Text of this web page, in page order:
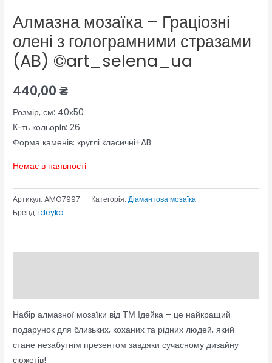
Алмазна мозаїка – Граціозні
олені з голограмними стразами
(AB) ©art_selena_ua
440,00₴
Розмір, см: 40х50
К-ть кольорiв: 26
Форма каменів: круглі класичні+AB
Немає в наявності
Артикул:AMO7997 Категорія:Діамантова мозаїка
Бренд:ideyka
Набір алмазної мозаїки від ТМ Ідейка – це найкращий
подарунок для близьких, коханих та рідних людей, який
стане незабутнім презентом завдяки сучасному дизайну
сюжетів!